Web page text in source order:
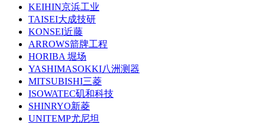
KEIHIN京浜工业
TAISEI大成技研
KONSEI近藤
ARROWS箭牌工程
HORIBA 堀场
YASHIMASOKKI八洲测器
MITSUBISHI三菱
ISOWATEC矶和科技
SHINRYO新菱
UNITEMP尤尼坦